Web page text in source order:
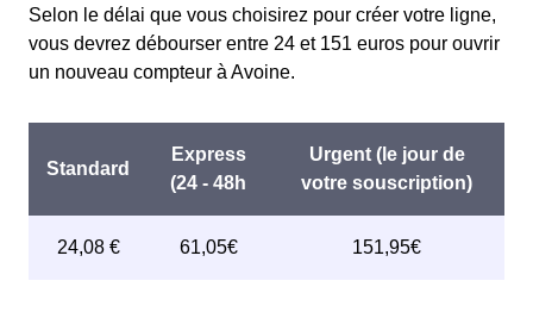
Selon le délai que vous choisirez pour créer votre ligne,
vous devrez débourser entre 24 et 151 euros pour ouvrir
un nouveau compteur à Avoine.